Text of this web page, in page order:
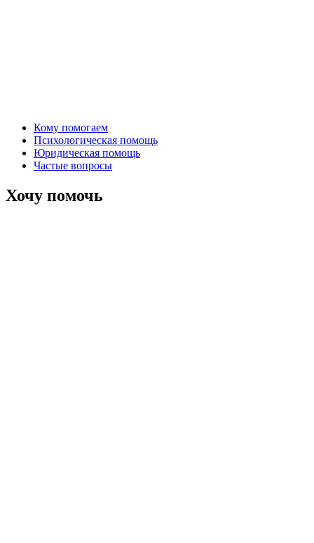
Кому помогаем
Психологическая помощь
Юридическая помощь
Частые вопросы
Хочу помочь